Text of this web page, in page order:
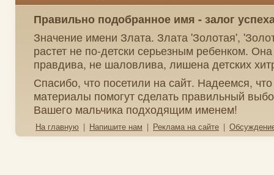
Правильно подобранное имя - залог
Значение имени Злата. Злата 'Золотая',
растет не по-детски серьезным ребенком.
правдива, не шаловлива, лишена детских
Спасибо, что посетили на сайт. Надеемся,
материалы помогут сделать правильный
Вашего мальчика подходящим именем!
На главную | Напишите нам | Реклама на сайте |